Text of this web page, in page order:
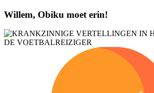
Willem, Obiku moet erin!